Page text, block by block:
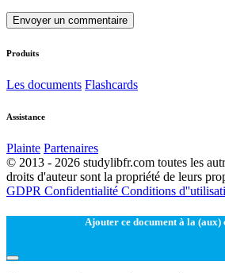
Envoyer un commentaire
Produits
Les documents Flashcards
Assistance
Plainte Partenaires
© 2013 - 2026 studylibfr.com toutes les
droits d'auteur sont la propriété de leurs
GDPR Confidentialité Conditions
Ajouter ce document à la (aux)